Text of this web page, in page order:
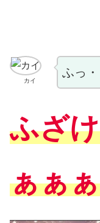
カイ
ふっ・
ふざ
ぁぁ